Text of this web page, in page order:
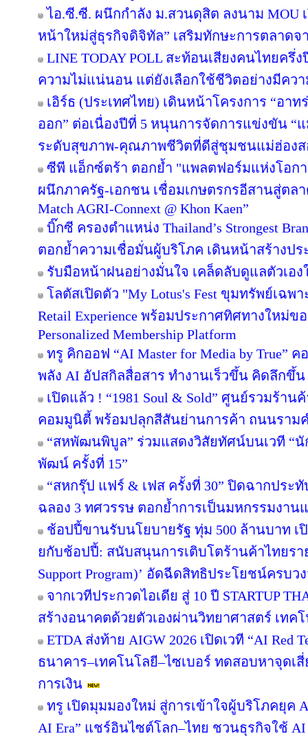
ไอ.ซี.ซี. ผนึกกำลัง ม.สวนดุสิต ลงนาม MOU
หน้าใหม่สู่ธุรกิจดิจิทัล” เสริมทักษะการตลาด
LINE TODAY POLL สะท้อนเสียงคนไทยครึ่
ความไม่แน่นอน แต่ยังเลือกใช้ชีวิตอย่างมีควา
เอิร์ธ (ประเทศไทย) เดินหน้าโครงการ “อา
ออก” ต่อเนื่องปีที่ 5 หนุนการจัดการแข่งขัน “
ระดับสุขภาพ-คุณภาพชีวิตที่ดีสู่ชุมชนแม่ฮ่อง
ซีพี แอ็กซ์ตร้า ตอกย้ำ "แพลตฟอร์มแห่งโอก
ผนึกภาครัฐ-เอกชน เชื่อมเกษตรกรอีสานสู่ตล
Match AGRI-Connext @ Khon Kaen”
บิ๊กซี ครองตำแหน่ง Thailand’s Strongest
ตอกย้ำความเชื่อมั่นผู้บริโภค เดินหน้าสร้างป
รับมือหน้าฝนอย่างมั่นใจ เคล็ดลับดูแลตัวเอง
โลตัสเปิดตัว "My Lotus's Fest ขุมทรัพย์เฉ
Retail Experience พร้อมประกาศทิศทางใหม่ขอ
Personalized Membership Platform
ทรู คิกออฟ “AI Master for Media by True”
พลัง AI อัปสกิลสื่อสาร ทำงานเร็วขึ้น คิดลึกขึ้
เปิดแล้ว ! “1981 Soul & Sold” ศูนย์รวมร้
คอมมูนิตี้ พร้อมปลุกสีสันย่านการค้า ถนนราม
“สหพัฒนพิบูล” ร่วมแสดงวิสัยทัศน์บนเวที “
พัฒน์ ครั้งที่ 15”
“สหกรุ๊ป แฟร์ & เฟส ครั้งที่ 30” ปิดฉากประ
ฉลอง 3 ทศวรรษ ตอกย้ำการเป็นมหกรรมงา
ช้อปปี้ขานรับนโยบายรัฐ ทุ่ม 500 ล้านบาท เ
ยกับช้อปปี้: สนับสนุนการเติบโตร้านค้าไทยรา
Support Program)’ อัดฉีดสิทธิประโยชน์ครบว
จากเวทีประกวดไอเดีย สู่ 10 ปี STARTUP
สร้างอนาคตด้วยตัวเองผ่านวิทยาศาสตร์ เทค
ETDA ส่งท้าย AIGW 2026 เปิดเวที “AI Red
ธนาคาร–เทคโนโลยี–ไซเบอร์ ทดสอบหาจุดเ
การเงิน
ทรู เปิดมุมมองใหม่ สู่การเข้าใจผู้บริโภคยุค
AI Era” แชร์อินไซต์โลก–ไทย ชวนธุรกิจใช้